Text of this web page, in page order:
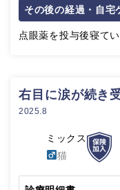
その後の経過・自宅
点眼薬を投与後寝て
右目に涙が続き
2025.8
ミックス
猫